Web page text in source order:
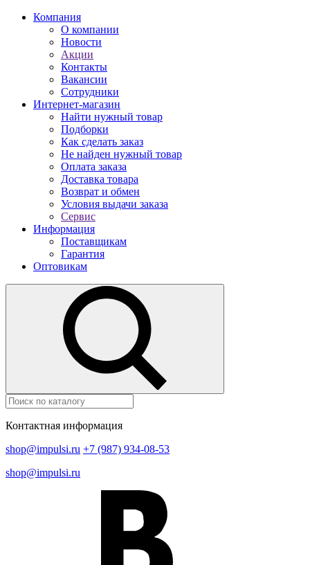
Компания
О компании
Новости
Акции
Контакты
Вакансии
Сотрудники
Интернет-магазин
Найти нужный товар
Подборки
Как сделать заказ
Не найден нужный товар
Оплата заказа
Доставка товара
Возврат и обмен
Условия выдачи заказа
Сервис
Информация
Поставщикам
Гарантия
Оптовикам
Контактная информация
shop@impulsi.ru +7 (987) 934-08-53
shop@impulsi.ru